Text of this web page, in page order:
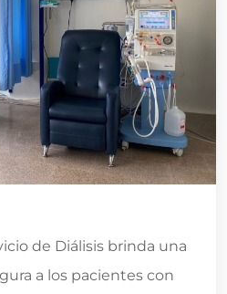
de Diálisis brinda una
a los pacientes con